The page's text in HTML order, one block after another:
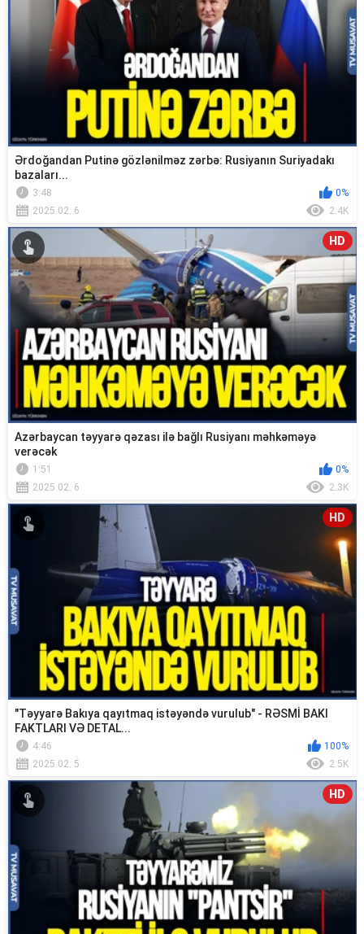
Ərdoğandan Putinə gözlənilməz zərbə: Rusiyanın Suriyadakı
bazaları...
3:48
0%
2025.02. 6
2.4K
HD
Azərbaycan təyyarə qəzası ilə bağlı Rusiyanı məhkəməyə
verəcək
1:51
0%
2025.02. 6
2.3K
HD
"Təyyarə Bakıya qayıtmaq istəyəndə vurulub" - RƏSMİ BAKI
FAKTLARI VƏ DETAL...
4:46
100%
2025.02. 5
2.5K
HD